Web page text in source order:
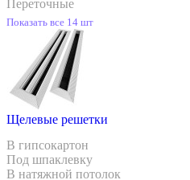
Переточные
Показать все 14 шт
Щелевые решетки
В гипсокартон
Под шпаклевку
В натяжной потолок